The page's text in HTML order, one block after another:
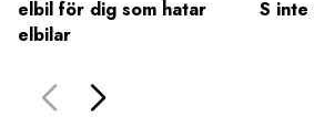
elbil för dig som hatar
elbilar
S